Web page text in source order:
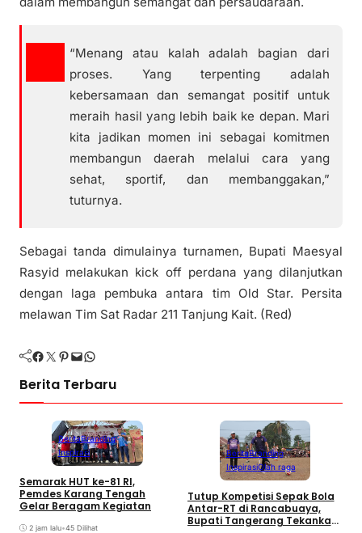
“Menang atau kalah adalah bagian dari
proses. Yang terpenting adalah
kebersamaan dan semangat positif untuk
meraih hasil yang lebih baik ke depan. Mari
kita jadikan momen ini sebagai komitmen
membangun daerah melalui cara yang
sehat, sportif, dan membanggakan,”
tuturnya.
Sebagai tanda dimulainya turnamen, Bupati Maesyal
Rasyid melakukan kick off perdana yang dilanjutkan
dengan laga pembuka antara tim Old Star. Persita
melawan Tim Sat Radar 211 Tanjung Kait. (Red)
Facebook Twitter Pinterest Mail WhatsApp
Berita Terbaru
BeritaBranding
Inspirasi
Semarak HUT ke-81 RI,
Pemdes Karang Tengah
Gelar Beragam Kegiatan
2 jam lalu•45 Dilihat
BeritaBranding
InspirasiOlah raga
Tutup Kompetisi Sepak Bola
Antar-RT di Rancabuaya,
Bupati Tangerang Tekankan